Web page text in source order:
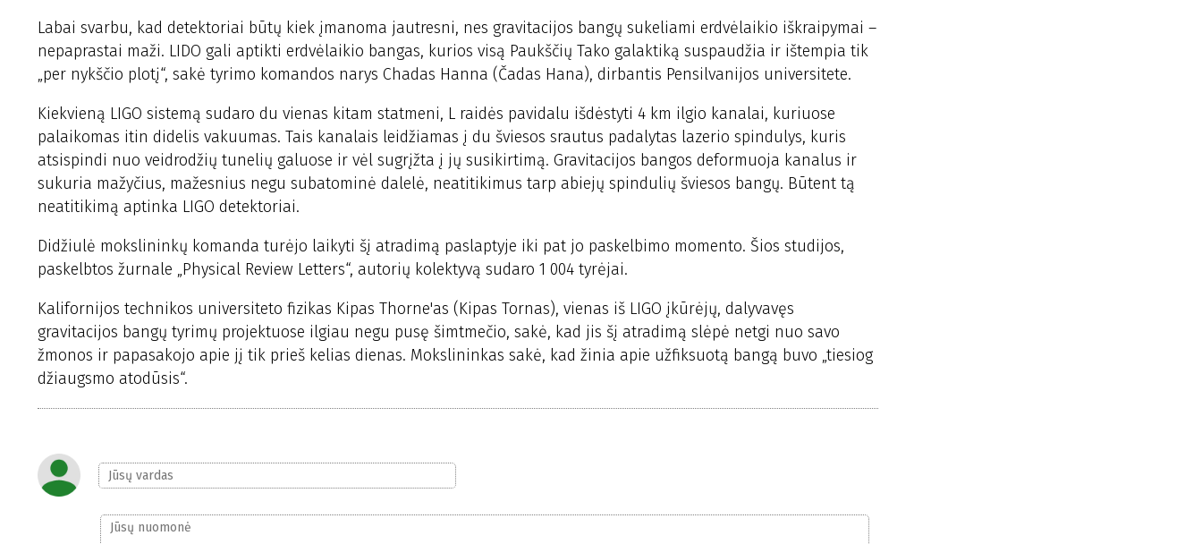
Labai svarbu, kad detektoriai būtų kiek įmanoma jautresni, nes gravitacijos bangų sukeliami erdvėlaikio iškraipymai –
nepaprastai maži. LIDO gali aptikti erdvėlaikio bangas, kurios visą Paukščių Tako galaktiką suspaudžia ir ištempia tik
„per nykščio plotį“, sakė tyrimo komandos narys Chadas Hanna (Čadas Hana), dirbantis Pensilvanijos universitete.
Kiekvieną LIGO sistemą sudaro du vienas kitam statmeni, L raidės pavidalu išdėstyti 4 km ilgio kanalai, kuriuose
palaikomas itin didelis vakuumas. Tais kanalais leidžiamas į du šviesos srautus padalytas lazerio spindulys, kuris
atsispindi nuo veidrodžių tunelių galuose ir vėl sugrįžta į jų susikirtimą. Gravitacijos bangos deformuoja kanalus ir
sukuria mažyčius, mažesnius negu subatominė dalelė, neatitikimus tarp abiejų spindulių šviesos bangų. Būtent tą
neatitikimą aptinka LIGO detektoriai.
Didžiulė mokslininkų komanda turėjo laikyti šį atradimą paslaptyje iki pat jo paskelbimo momento. Šios studijos,
paskelbtos žurnale „Physical Review Letters“, autorių kolektyvą sudaro 1 004 tyrėjai.
Kalifornijos technikos universiteto fizikas Kipas Thorne'as (Kipas Tornas), vienas iš LIGO įkūrėjų, dalyvavęs
gravitacijos bangų tyrimų projektuose ilgiau negu pusę šimtmečio, sakė, kad jis šį atradimą slėpė netgi nuo savo
žmonos ir papasakojo apie jį tik prieš kelias dienas. Mokslininkas sakė, kad žinia apie užfiksuotą bangą buvo „tiesiog
džiaugsmo atodūsis“.